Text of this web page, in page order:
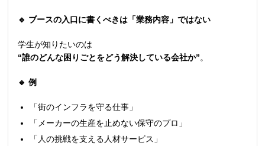
🔹 ブースの入口に書くべきは「業務内容」ではない
学生が知りたいのは
“誰のどんな困りごとをどう解決している会社か”。
🔹 例
「街のインフラを守る仕事」
「メーカーの生産を止めない保守のプロ」
「人の挑戦を支える人材サービス」